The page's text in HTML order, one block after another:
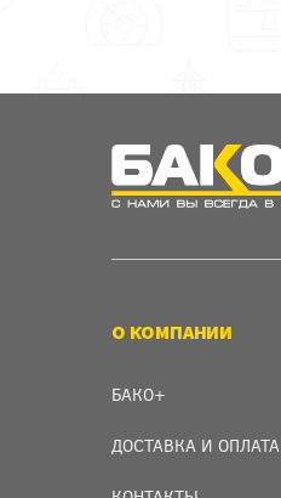
О КОМПАНИИ
БАКО+
ДОСТАВКА И ОПЛАТА